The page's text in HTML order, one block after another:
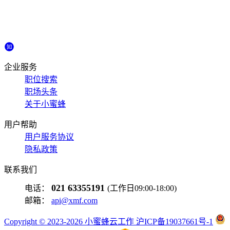
企业服务
职位搜索
职场头条
关于小蜜蜂
用户帮助
用户服务协议
隐私政策
联系我们
电话： 021 63355191 (工作日09:00-18:00)
邮箱： api@xmf.com
Copyright © 2023-2026 小蜜蜂云工作 沪ICP备19037661号-1